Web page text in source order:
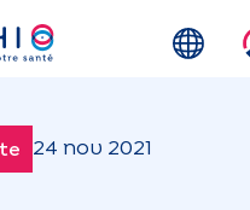
Skip to main
24 nov 2021